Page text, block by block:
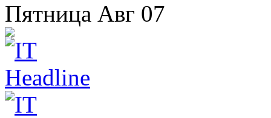
Пятница Авг 07